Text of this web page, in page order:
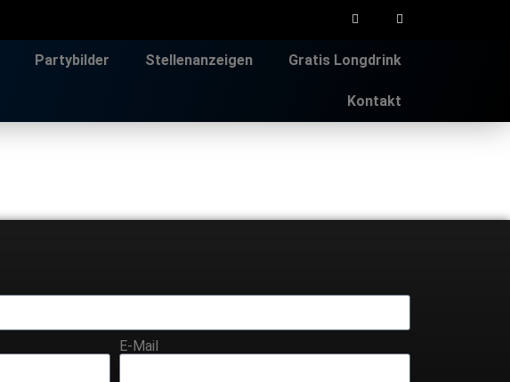
Partybilder Stellenanzeigen Gratis Longdrink
Kontakt
E-Mail